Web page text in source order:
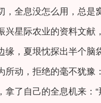
，全息没怎么用，总是
兴星际农业的资料文献
缘，夏垠忱探出半个
所动，拒绝的毫不犹豫
拿了自己的全息机来：